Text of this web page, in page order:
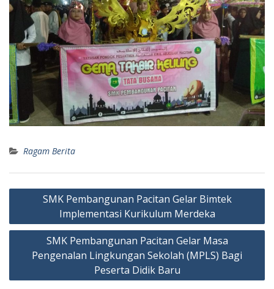
Ragam Berita
SMK Pembangunan Pacitan Gelar Bimtek
Implementasi Kurikulum Merdeka
SMK Pembangunan Pacitan Gelar Masa
Pengenalan Lingkungan Sekolah (MPLS) Bagi
Peserta Didik Baru